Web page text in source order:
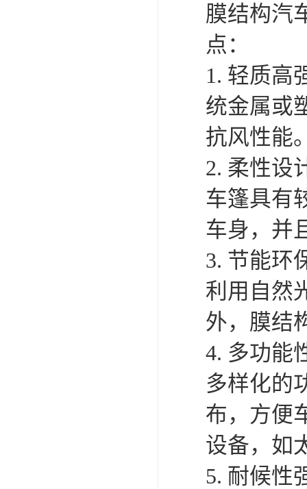
膜结构汽
点：
1. 轻质高
统金属或
抗风性能
2. 柔性设
车篷具有
车身，并
3. 节能环
利用自然
外，膜结
4. 多功能
多样化的
布，方便
设备，如
5. 耐候性